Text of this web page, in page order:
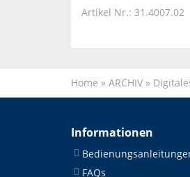
Artikel Nr.: 31.4007.02
Home » ARCHIV »
Informationen
FAQs